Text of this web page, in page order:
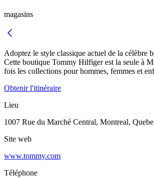
magasins
Adoptez le style classique actuel de la célèbre
Cette boutique Tommy Hilfiger est la seule à
fois les collections pour hommes, femmes et
Obtenir l'itinéraire
Lieu
1007 Rue du Marché Central, Montreal,
Site web
www.tommy.com
Téléphone